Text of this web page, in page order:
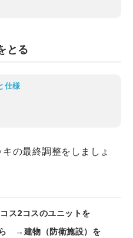
とる
仕様
の最終調整をしましょ
ス2コスのユニットを
→建物（防衛施設）を